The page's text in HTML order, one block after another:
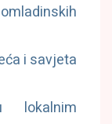
i savjeta
lokalnim